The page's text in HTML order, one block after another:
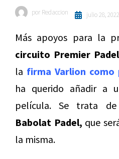
por Redaccion julio 28, 2022
Más apoyos para la
circuito Premier
la firma Varlion
ha querido añadir a
película. Se trata
Babolat Padel, que
la misma.